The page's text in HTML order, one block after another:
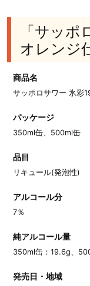
「サッポ
オレンジ
商品名
サッポロサワー 氷彩
パッケージ
350ml缶、500ml缶
品目
リキュール(発泡性)
アルコール分
7％
純アルコール量
350ml缶：19.6g、
発売日・地域